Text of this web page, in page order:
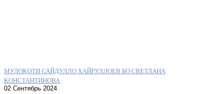
МУЛОҚОТИ САЙДУЛЛО ХАЙРУЛЛОЕВ БО СВЕТЛАНА
КОНСТАНТИНОВА
02 Сентябрь 2024